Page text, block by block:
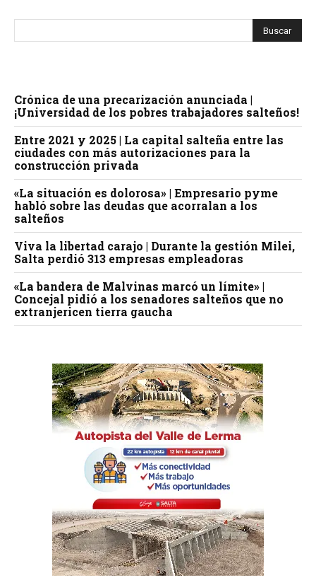
Crónica de una precarización anunciada |
¡Universidad de los pobres trabajadores salteños!
Entre 2021 y 2025 | La capital salteña entre las
ciudades con más autorizaciones para la
construcción privada
«La situación es dolorosa» | Empresario pyme
habló sobre las deudas que acorralan a los
salteños
Viva la libertad carajo | Durante la gestión Milei,
Salta perdió 313 empresas empleadoras
«La bandera de Malvinas marcó un límite» |
Concejal pidió a los senadores salteños que no
extranjericen tierra gaucha